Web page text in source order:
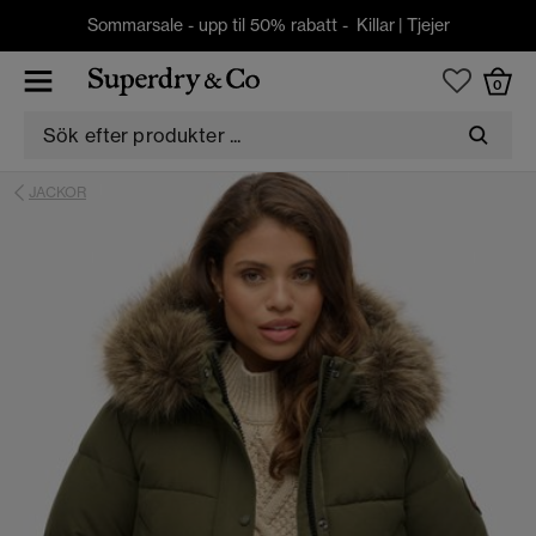
Sommarsale - upp til 50% rabatt - Killar| Tjejer
0
JACKOR